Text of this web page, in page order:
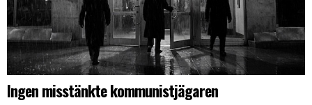
Ingen misstänkte kommunistjägaren